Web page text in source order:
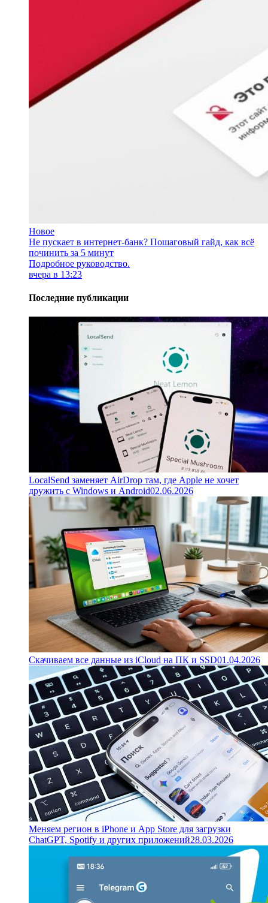
Новое
Не пускает в интернет-банк? Пошаговый гайд, как всё
починить за 5 минут
Подробное руководство.
вчера в 13:23
Последние публикации
LocalSend заменяет AirDrop там, где Apple не хочет
дружить с Windows и Android02.06.2026
Скачиваем все данные из iCloud на ПК и SSD01.04.2026
Меняем регион в iPhone и App Store для загрузки
ChatGPT, Spotify и других приложений28.03.2026